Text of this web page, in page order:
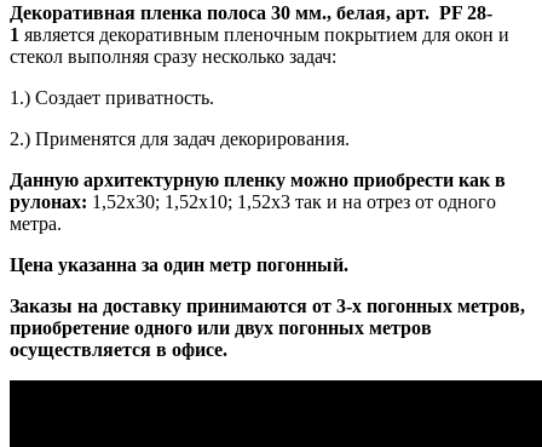
Декоративная пленка полоса 30 мм., белая, арт. PF 28-
1 является декоративным пленочным покрытием для окон и
стекол выполняя сразу несколько задач:
1.) Создает приватность.
2.) Применятся для задач декорирования.
Данную архитектурную пленку можно приобрести как в
рулонах: 1,52х30; 1,52х10; 1,52x3 так и на отрез от одного
метра.
Цена указанна за один метр погонный.
Заказы на доставку принимаются от 3-х погонных метров,
приобретение одного или двух погонных метров
осуществляется в офисе.